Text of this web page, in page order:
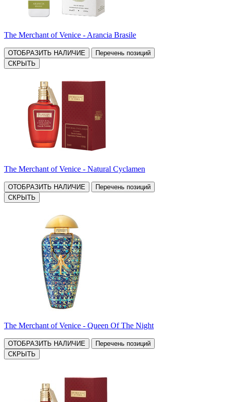
The Merchant of Venice - Arancia Brasile
ОТОБРАЗИТЬ НАЛИЧИЕ
Перечень позиций
СКРЫТЬ
The Merchant of Venice - Natural Cyclamen
ОТОБРАЗИТЬ НАЛИЧИЕ
Перечень позиций
СКРЫТЬ
The Merchant of Venice - Queen Of The Night
ОТОБРАЗИТЬ НАЛИЧИЕ
Перечень позиций
СКРЫТЬ